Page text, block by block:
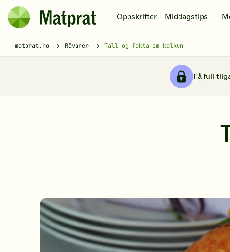
Hopp til hovedinnhold
Matprat
hjemmeside
Oppskrifter Middagstips
matprat.no Råvarer Tall og fakta om kalkun
Få full